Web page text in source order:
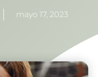
mayo 17, 2023